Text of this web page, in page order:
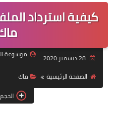
كيفية استرداد
28 ديسمبر 2020
موسوعة
الصفحة الرئيسية
ماك
الحجم